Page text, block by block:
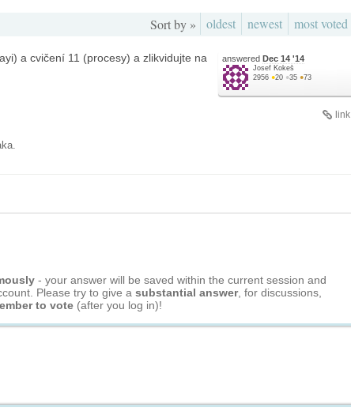
Sort by » oldest newest most voted
answered Dec 14 '14
Josef Kokeš
2956 ●20 ●35 ●73
a cvičení 11 (procesy) a zlikvidujte na
link
- your answer will be saved within the current session and
Please try to give a substantial answer, for discussions,
to vote (after you log in)!